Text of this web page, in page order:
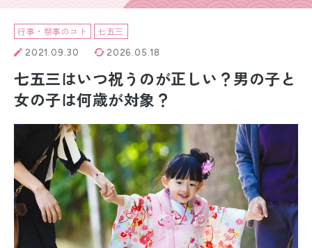
法人・グループの
着物の種類から探す
七五三レンタル
振袖レンタル
卒業式袴レンタル
産着レンタル
訪問着・付下げレンタル
行事・祭事のコト 七五三
2021.09.30 2026.05.18
七五三はいつ祝うのが正しい？男の子と
女の子は何歳が対象？